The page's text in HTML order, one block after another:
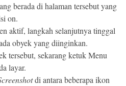
berada di halaman tersebut yang
on.
aktif, langkah selanjutnya tinggal
obyek yang diinginkan.
tersebut, sekarang ketuk Menu
layar.
di antara beberapa ikon